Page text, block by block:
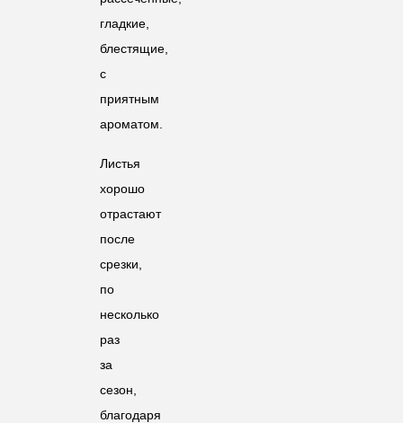
гладкие,
блестящие,
с
приятным
ароматом.
Листья
хорошо
отрастают
после
срезки,
по
несколько
раз
за
сезон,
благодаря